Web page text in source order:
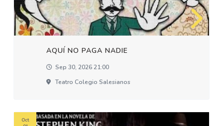
AQUÍ NO PAGA NADIE
Sep 30, 2026 21:00
Teatro Colegio Salesianos
Oct